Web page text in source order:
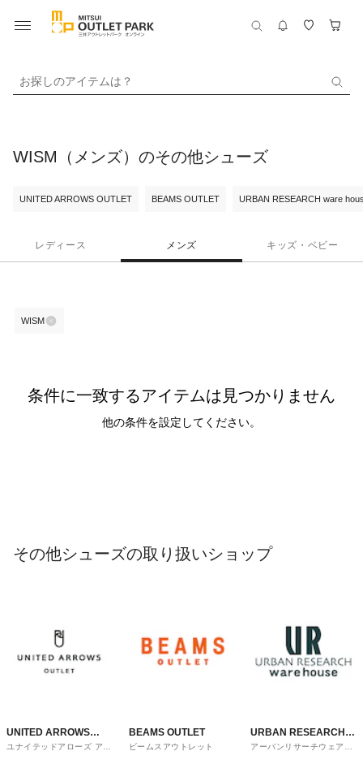
お探しのアイテムは？
WISM（メンズ）のその他シューズ
UNITED ARROWS OUTLET BEAMS OUTLET URBAN RESEARCH ware
レディース メンズ キッズ・ベビー
WISM
条件に一致するアイテムは見つかりません
他の条件を設定してください。
その他シューズの取り扱いショップ
UNITED ARROWS
OUTLET
ユナイテッドアローズ アウ
BEAMS OUTLET
ビームスアウトレット
URBAN RESEARCH
ware house
アーバンリサーチウェアハ